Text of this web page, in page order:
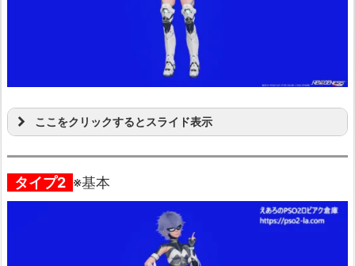
ここをクリックするとスライド表示
タイプ2 ※基本